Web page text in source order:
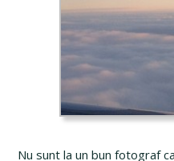
Nu sunt la un bun fotograf